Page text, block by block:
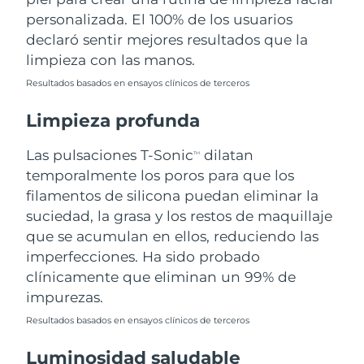
personalizada. El 100% de los usuarios
declaró sentir mejores resultados que la
limpieza con las manos.
Resultados basados en ensayos clínicos de terceros
Limpieza profunda
Las pulsaciones T-SonicTM
dilatan
temporalmente los poros para que los
filamentos de silicona puedan eliminar la
suciedad, la grasa y los restos de maquillaje
que se acumulan en ellos, reduciendo las
imperfecciones. Ha sido probado
clínicamente que eliminan un 99% de
impurezas.
Resultados basados en ensayos clínicos de terceros
Luminosidad saludable
Filipinas Entrega prevista
Polonia
Portugal
Puerto Rico Entrega prevista
Catar Entrega prevista
Reunión Entrega prevista8/14/26
Rumanía Entrega prevista
Rusia